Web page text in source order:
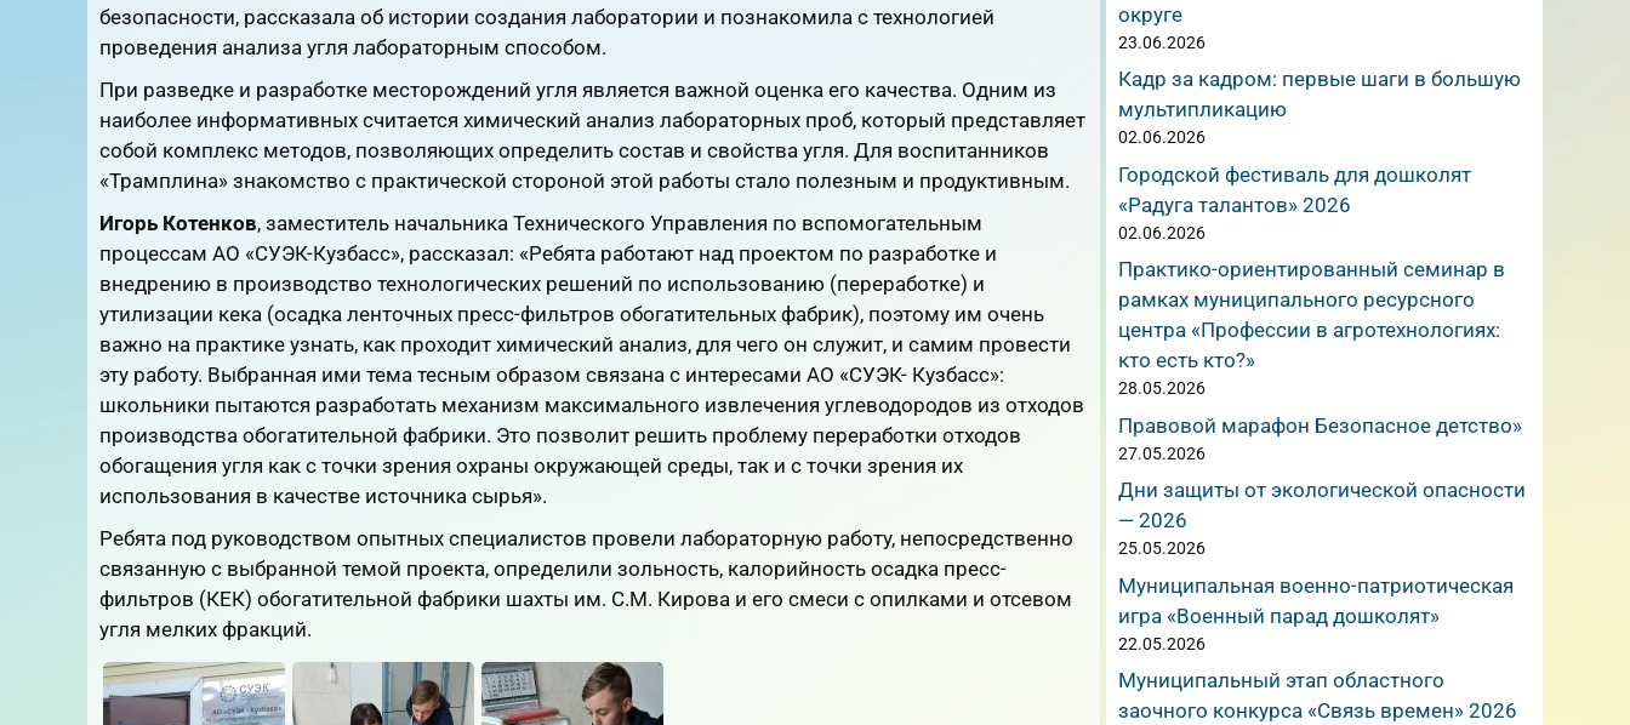
безопасности, рассказала об истории создания лаборатории и познакомила с технологией
проведения анализа угля лабораторным способом.
При разведке и разработке месторождений угля является важной оценка его качества. Одним из
наиболее информативных считается химический анализ лабораторных проб, который представляет
собой комплекс методов, позволяющих определить состав и свойства угля. Для воспитанников
«Трамплина» знакомство с практической стороной этой работы стало полезным и продуктивным.
Игорь Котенков, заместитель начальника Технического Управления по вспомогательным
процессам АО «СУЭК-Кузбасс», рассказал: «Ребята работают над проектом по разработке и
внедрению в производство технологических решений по использованию (переработке) и
утилизации кека (осадка ленточных пресс-фильтров обогатительных фабрик), поэтому им очень
важно на практике узнать, как проходит химический анализ, для чего он служит, и самим провести
эту работу. Выбранная ими тема тесным образом связана с интересами АО «СУЭК- Кузбасс»:
школьники пытаются разработать механизм максимального извлечения углеводородов из отходов
производства обогатительной фабрики. Это позволит решить проблему переработки отходов
обогащения угля как с точки зрения охраны окружающей среды, так и с точки зрения их
использования в качестве источника сырья».
Ребята под руководством опытных специалистов провели лабораторную работу, непосредственно
связанную с выбранной темой проекта, определили зольность, калорийность осадка пресс-
фильтров (КЕК) обогатительной фабрики шахты им. С.М. Кирова и его смеси с опилками и отсевом
угля мелких фракций.
округе
23.06.2026
Кадр за кадром: первые шаги в большую
мультипликацию
02.06.2026
Городской фестиваль для дошколят
«Радуга талантов» 2026
02.06.2026
Практико-ориентированный семинар в
рамках муниципального ресурсного
центра «Профессии в агротехнологиях:
кто есть кто?»
28.05.2026
Правовой марафон Безопасное детство»
27.05.2026
Дни защиты от экологической опасности
— 2026
25.05.2026
Муниципальная военно-патриотическая
игра «Военный парад дошколят»
22.05.2026
Муниципальный этап областного
заочного конкурса «Связь времен» 2026